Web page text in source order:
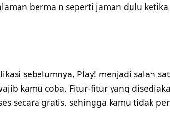
bermain seperti jaman dulu ketika
sebelumnya, Play! menjadi salah
kamu coba. Fitur-fitur yang
secara gratis, sehingga kamu tidak